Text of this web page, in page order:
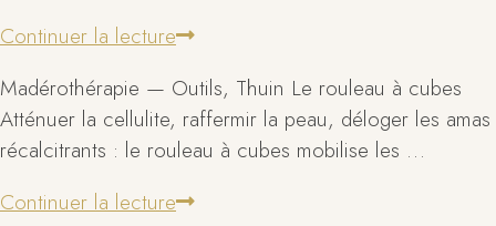
Continuer la lecture
Madérothérapie — Outils, Thuin Le rouleau à cubes
Atténuer la cellulite, raffermir la peau, déloger les amas
récalcitrants : le rouleau à cubes mobilise les …
Continuer la lecture